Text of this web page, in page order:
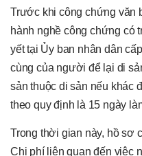
Trước khi công chứng văn
hành nghề công chứng có
yết tại Ủy ban nhân dân
cùng của người để lại di
sản thuộc di sản nếu khác
theo quy định là 15 ngày
Trong thời gian này, hồ sơ
Chi phí liên quan đến việc